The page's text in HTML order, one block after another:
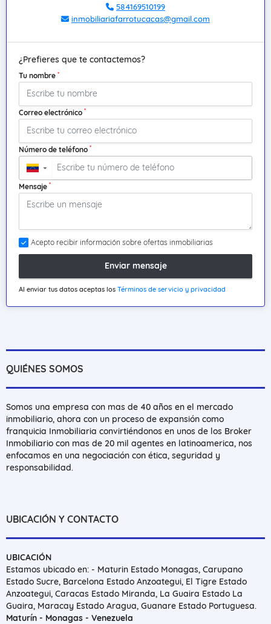
584169510199
inmobiliariafarrotucacas@gmail.com
¿Prefieres que te contactemos?
Tu nombre *
Correo electrónico *
Número de teléfono *
▼
Mensaje *
Acepto recibir información sobre ofertas inmobiliarias
Enviar mensaje
Al enviar tus datos aceptas los Términos de servicio y privacidad
QUIÉNES SOMOS
Somos una empresa con mas de 40 años en el mercado
inmobiliario, ahora con un proceso de expansión como
franquicia Inmobiliaria convirtiéndonos en unos de los Broker
Inmobiliario con mas de 20 mil agentes en latinoamerica, nos
enfocamos en una negociación con ética, seguridad y
responsabilidad.
UBICACIÓN Y CONTACTO
UBICACIÓN
Estamos ubicado en: - Maturin Estado Monagas, Carupano
Estado Sucre, Barcelona Estado Anzoategui, El Tigre Estado
Anzoategui, Caracas Estado Miranda, La Guaira Estado La
Guaira, Maracay Estado Aragua, Guanare Estado Portuguesa.
Maturín - Monagas - Venezuela